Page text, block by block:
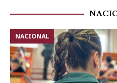
NACIONAL